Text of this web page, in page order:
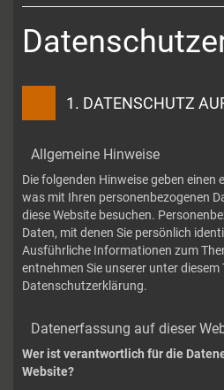
1. DATENSCHUTZ
Allgemeine Hinweise
Die folgenden Hinweise geben einen
was mit Ihren personenbezogenen
diese Website besuchen.
Daten, mit denen Sie persönlich
Ausführliche Informationen zum
entnehmen Sie unserer unter
Datenschutzerklärung.
Datenerfassung auf dieser
Wer ist verantwortlich für die
Website?